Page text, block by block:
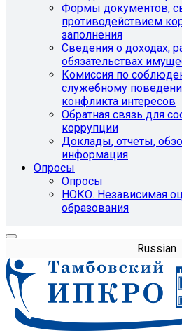
Формы документов,
противодействием
заполнения
Сведения о доходах,
обязательствах
Комиссия по
служебному
конфликта интересов
Обратная связь для
коррупции
Доклады, отчеты,
информация
Опросы
Опросы
НОКО. Независимая
образования
Russian